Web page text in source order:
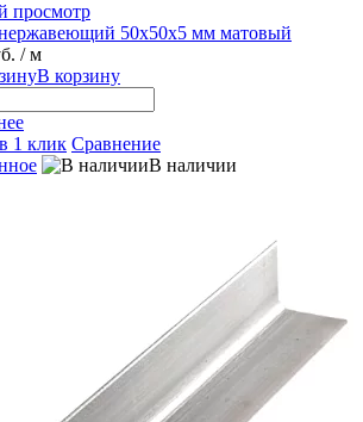
просмотр
50х50х5 мм матовый
/ м
В корзину
1 клик Сравнение
В наличии